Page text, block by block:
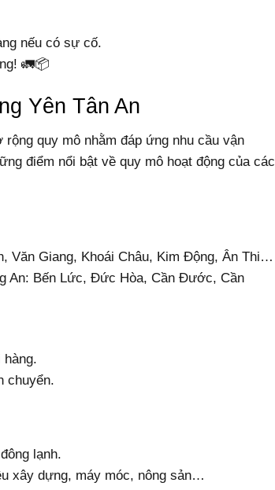
nếu có sự cố.
🚛📦
Yên Tân An
quy mô nhằm đáp ứng nhu cầu vận
điểm nổi bật về quy mô hoạt động của các
Văn Giang, Khoái Châu, Kim Động, Ân Thi…
An: Bến Lức, Đức Hòa, Cần Đước, Cần
hàng.
chuyển.
lạnh.
xây dựng, máy móc, nông sản…